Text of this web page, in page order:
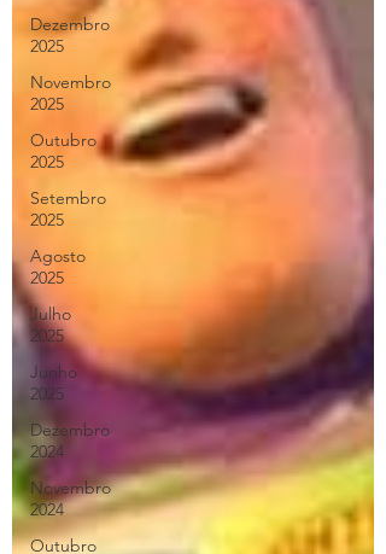
Dezembro
2025
Novembro
2025
Outubro
2025
Setembro
2025
Agosto
2025
Julho
2025
Junho
2025
Dezembro
2024
Novembro
2024
Outubro